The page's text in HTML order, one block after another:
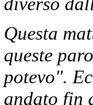
Questa
queste
potevo".
andato fin